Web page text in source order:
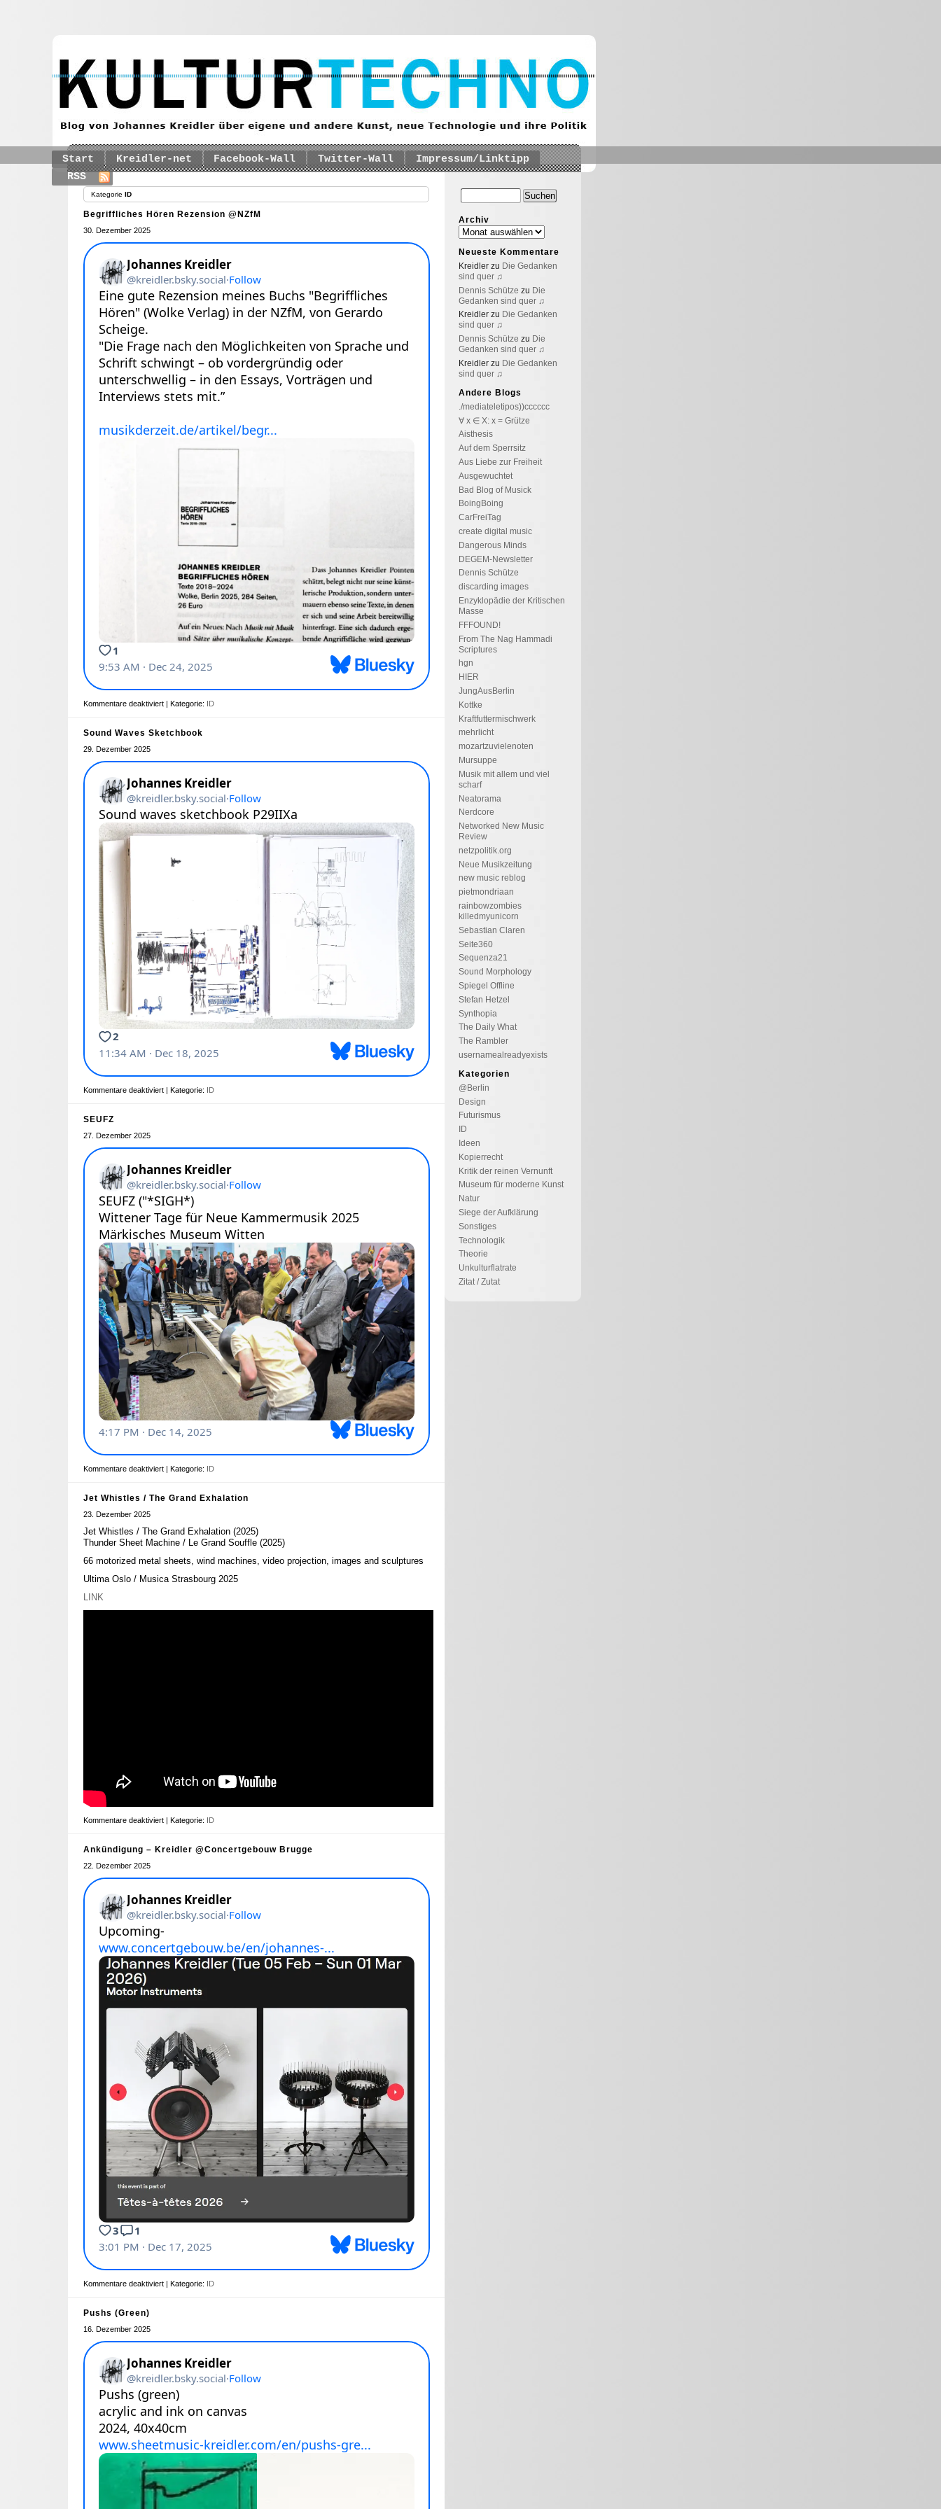
Start Kreidler-net Facebook-Wall Twitter-Wall
Impressum/Linktipp
RSS
Kategorie ID
Begriffliches Hören Rezension @NZfM
30. Dezember 2025
Kommentare deaktiviert | Kategorie: ID
Sound Waves Sketchbook
29. Dezember 2025
Kommentare deaktiviert | Kategorie: ID
SEUFZ
27. Dezember 2025
Kommentare deaktiviert | Kategorie: ID
Jet Whistles / The Grand Exhalation
23. Dezember 2025
Jet Whistles / The Grand Exhalation (2025)
Thunder Sheet Machine / Le Grand Souffle (2025)
66 motorized metal sheets, wind machines, video projection, images and sculptures
Ultima Oslo / Musica Strasbourg 2025
LINK
Kommentare deaktiviert | Kategorie: ID
Ankündigung – Kreidler @Concertgebouw Brugge
22. Dezember 2025
Kommentare deaktiviert | Kategorie: ID
Pushs (Green)
16. Dezember 2025
Archiv
Neueste Kommentare
Kreidler zu Die Gedanken
sind quer ♫
Dennis Schütze zu Die
Gedanken sind quer ♫
Kreidler zu Die Gedanken
sind quer ♫
Dennis Schütze zu Die
Gedanken sind quer ♫
Kreidler zu Die Gedanken
sind quer ♫
Andere Blogs
./mediateletipos))cccccc
∀ x ∈ X: x = Grütze
Aisthesis
Auf dem Sperrsitz
Aus Liebe zur Freiheit
Ausgewuchtet
Bad Blog of Musick
BoingBoing
CarFreiTag
create digital music
Dangerous Minds
DEGEM-Newsletter
Dennis Schütze
discarding images
Enzyklopädie der Kritischen
Masse
FFFOUND!
From The Nag Hammadi
Scriptures
hgn
HIER
JungAusBerlin
Kottke
Kraftfuttermischwerk
mehrlicht
mozartzuvielenoten
Mursuppe
Musik mit allem und viel
scharf
Neatorama
Nerdcore
Networked New Music
Review
netzpolitik.org
Neue Musikzeitung
new music reblog
pietmondriaan
rainbowzombies
killedmyunicorn
Sebastian Claren
Seite360
Sequenza21
Sound Morphology
Spiegel Offline
Stefan Hetzel
Synthopia
The Daily What
The Rambler
usernamealreadyexists
Kategorien
@Berlin
Design
Futurismus
ID
Ideen
Kopierrecht
Kritik der reinen Vernunft
Museum für moderne Kunst
Natur
Siege der Aufklärung
Sonstiges
Technologik
Theorie
Unkulturflatrate
Zitat / Zutat